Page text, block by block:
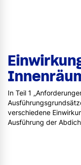
In Teil 1
verschiedene
Ausführung der